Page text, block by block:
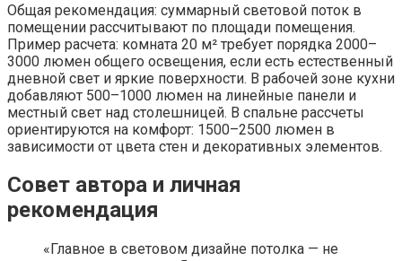
Общая рекомендация: суммарный световой поток в
помещении рассчитывают по площади помещения.
Пример расчета: комната 20 м² требует порядка 2000–
3000 люмен общего освещения, если есть естественный
дневной свет и яркие поверхности. В рабочей зоне кухни
добавляют 500–1000 люмен на линейные панели и
местный свет над столешницей. В спальне рассчеты
ориентируются на комфорт: 1500–2500 люмен в
зависимости от цвета стен и декоративных элементов.
Совет автора и личная
рекомендация
«Главное в световом дизайне потолка — не